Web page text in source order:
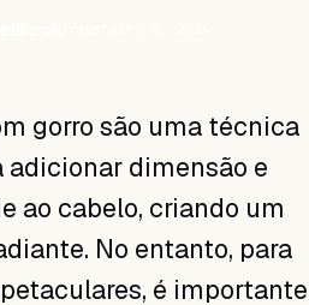
gorro são uma técnica
adicionar dimensão e
ao cabelo, criando um
No entanto, para
é importante